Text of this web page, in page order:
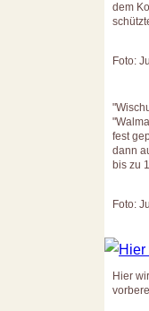
dem
Foto:
fest
dann
bis zu
Foto:
Hier